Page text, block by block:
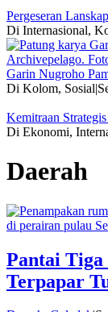
Pergeseran
Di Internasional,
Garin Nugroho
Di Kolom, Sosial|
Kemitraan
Di Ekonomi,
Daerah
Pantai Tiga
Terpapar